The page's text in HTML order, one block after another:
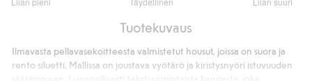
/
ääneen
Tuotekuvaus
Ilmavasta pellavasekoitteesta valmistetut housut, joissa on suora ja
rento siluetti. Mallissa on joustava vyötärö ja kiristysnyöri istuvuuden